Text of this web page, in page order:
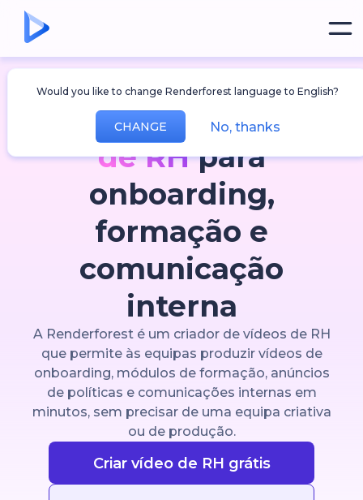
Would you like to change Renderforest language to English?
CHANGE No, thanks
vê
criador de vídeos
de RHpara
onboarding,
formação e
comunicação
interna
A Renderforest é um criador de vídeos de RH
que permite às equipas produzir vídeos de
onboarding, módulos de formação, anúncios
de políticas e comunicações internas em
minutos, sem precisar de uma equipa criativa
ou de produção.
Criar vídeo de RH grátis